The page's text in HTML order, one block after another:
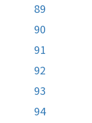
89
90
91
92
93
94